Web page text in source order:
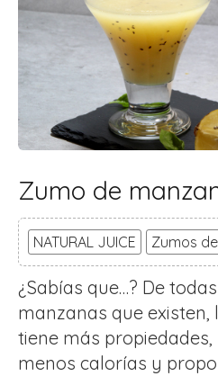
Zumo de
NATURAL JUICE Zumos
¿Sabías que…? De
manzanas que existen,
tiene más
menos calorías y